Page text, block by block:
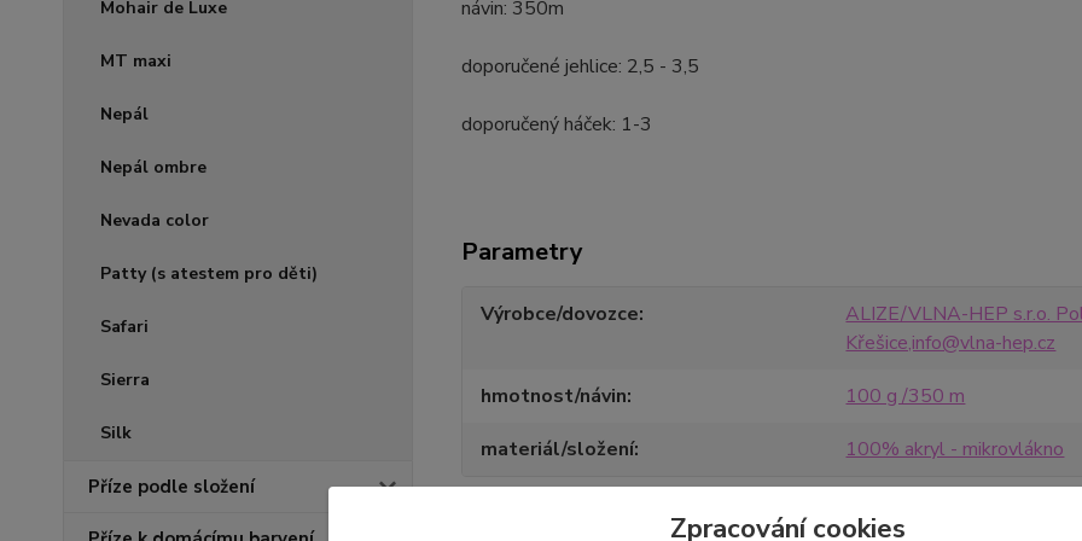
Mohair de Luxe
MT maxi
Nepál
Nepál ombre
Nevada color
Patty (s atestem pro děti)
Safari
Sierra
Silk
Příze podle složení
návin: 350m
doporučené jehlice: 2,5 - 3,5
doporučený háček: 1-3
Parametry
Výrobce/dovozce
ALIZE/VLNA-HEP s.r.o.
Křešice,info@vlna-hep.cz
hmotnost/návin
100 g /350 m
materiál/složení
100% akryl - mikrovlákno
Zpracování cookies